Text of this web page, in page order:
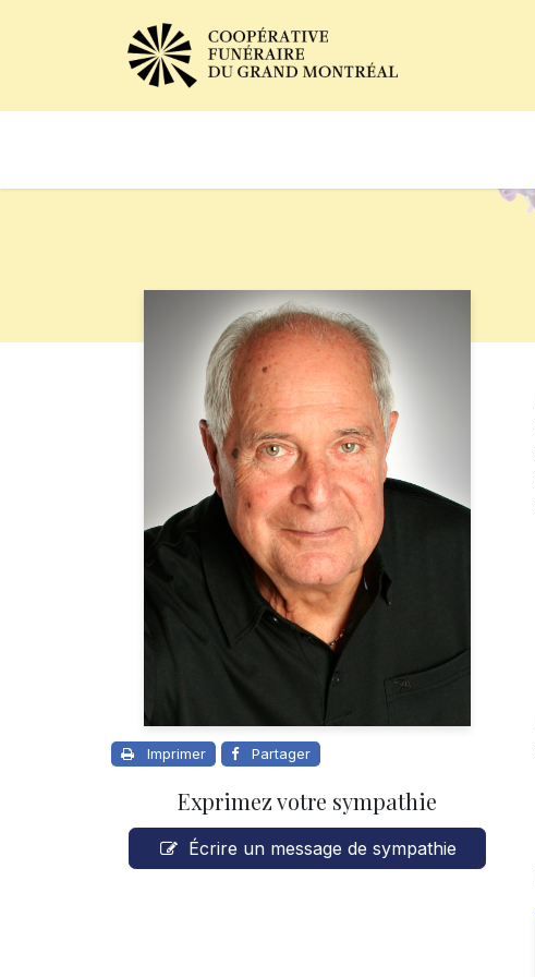
Imprimer Partager
Exprimez votre sympathie
Écrire un message de sympathie